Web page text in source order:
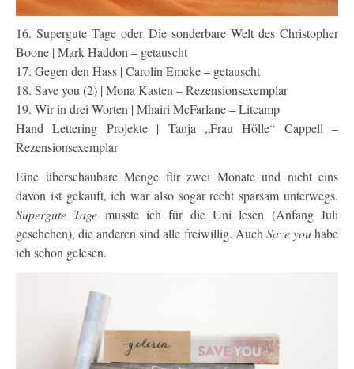
16. Supergute Tage oder Die sonderbare Welt des Christopher
Boone | Mark Haddon – getauscht
17. Gegen den Hass | Carolin Emcke – getauscht
18. Save you (2) | Mona Kasten – Rezensionsexemplar
19. Wir in drei Worten | Mhairi McFarlane – Litcamp
Hand Lettering Projekte | Tanja „Frau Hölle“ Cappell –
Rezensionsexemplar
Eine überschaubare Menge für zwei Monate und nicht eins
davon ist gekauft, ich war also sogar recht sparsam unterwegs.
Supergute Tage musste ich für die Uni lesen (Anfang Juli
geschehen), die anderen sind alle freiwillig. AuchSave youhabe
ich schon gelesen.